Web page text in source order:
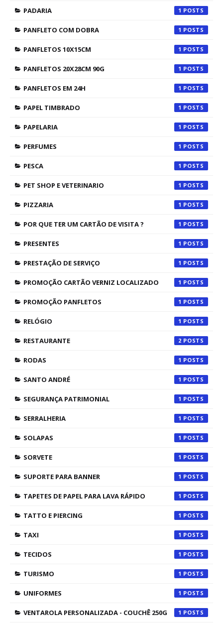
PADARIA 1
PANFLETO COM DOBRA 1
PANFLETOS 10X15CM 1
PANFLETOS 20X28CM 90G 1
PANFLETOS EM 24H 1
PAPEL TIMBRADO 1
PAPELARIA 1
PERFUMES 1
PESCA 1
PET SHOP E VETERINARIO 1
PIZZARIA 1
POR QUE TER UM CARTÃO DE VISITA ? 1
PRESENTES 1
PRESTAÇÃO DE SERVIÇO 1
PROMOÇÃO CARTÃO VERNIZ LOCALIZADO 1
PROMOÇÃO PANFLETOS 1
RELÓGIO 1
RESTAURANTE 2
RODAS 1
SANTO ANDRÉ 1
SEGURANÇA PATRIMONIAL 1
SERRALHERIA 1
SOLAPAS 1
SORVETE 1
SUPORTE PARA BANNER 1
TAPETES DE PAPEL PARA LAVA RÁPIDO 1
TATTO E PIERCING 1
TAXI 1
TECIDOS 1
TURISMO 1
UNIFORMES 1
VENTAROLA PERSONALIZADA - COUCHÊ 250G 1